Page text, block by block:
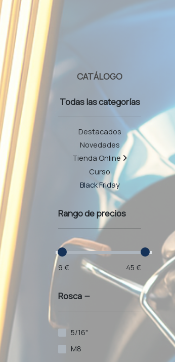
CATÁLOGO
Todas las categorías
Destacados
Novedades
Tienda Online
Curso
Black Friday
Rango de precios
9 € 45 €
Rosca
5/16"
M8